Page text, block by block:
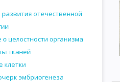
развития отечественной
о целостности организма
тканей
клетки
эмбриогенеза